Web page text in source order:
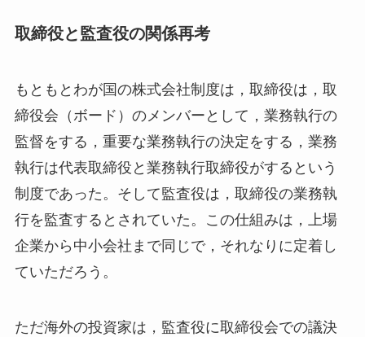
取締役と監査役の関係再考
もともとわが国の株式会社制度は，取締役は，取
締役会（ボード）のメンバーとして，業務執行の
監督をする，重要な業務執行の決定をする，業務
執行は代表取締役と業務執行取締役がするという
制度であった。そして監査役は，取締役の業務執
行を監査するとされていた。この仕組みは，上場
企業から中小会社まで同じで，それなりに定着し
ていただろう。
ただ海外の投資家は，監査役に取締役会での議決